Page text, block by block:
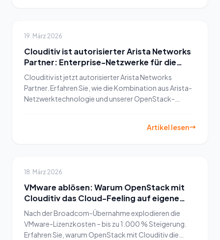
19. März 2026
Clouditiv ist autorisierter Arista Networks
Partner: Enterprise-Netzwerke für die
Cloud-Ära
Clouditiv ist jetzt autorisierter Arista Networks
Partner. Erfahren Sie, wie die Kombination aus Arista-
Netzwerktechnologie und unserer OpenStack-
Artikel lesen
18. März 2026
VMware ablösen: Warum OpenStack mit
Clouditiv das Cloud-Feeling auf eigene
Hardware bringt
Nach der Broadcom-Übernahme explodieren die
VMware-Lizenzkosten – bis zu 1.000 % Steigerung.
Erfahren Sie, warum OpenStack mit Clouditiv die